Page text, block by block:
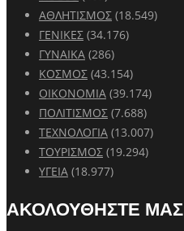
ΑΘΛΗΤΙΣΜΟΣ (18.549)
ΓΕΝΙΚΕΣ (34.176)
ΓΥΝΑΙΚΑ (286)
ΚΟΣΜΟΣ (43.154)
ΟΙΚΟΝΟΜΙΑ (39.174)
ΠΟΛΙΤΙΣΜΟΣ (7.688)
ΤΕΧΝΟΛΟΓΙΑ (13.007)
ΤΟΥΡΙΣΜΟΣ (19.294)
ΥΓΕΙΑ (18.977)
ΑΚΟΛΟΥΘΗΣΤΕ ΜΑΣ